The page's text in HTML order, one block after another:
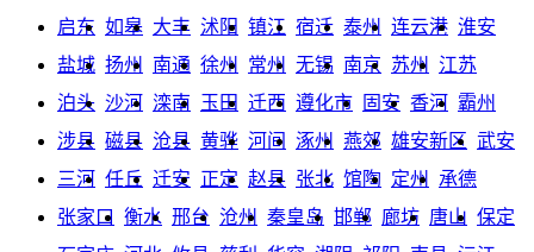
启东 如皋 大丰 沭阳 镇江 宿迁 泰州 连云港 淮安
盐城 扬州 南通 徐州 常州 无锡 南京 苏州
江苏
泊头 沙河 滦南 玉田 迁西 遵化市 固安 香河 霸州
涉县 磁县 沧县 黄骅 河间 涿州 燕郊 雄安新区 武安
三河 任丘 迁安 正定 赵县 张北 馆陶 定州
承德
张家口
衡水 邢台 沧州 秦皇岛 邯郸 廊坊 唐山 保定